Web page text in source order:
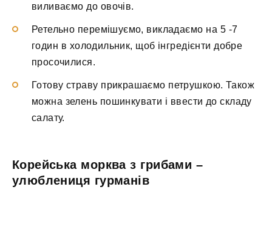
виливаємо до овочів.
Ретельно перемішуємо, викладаємо на 5 -7
годин в холодильник, щоб інгредієнти добре
просочилися.
Готову страву прикрашаємо петрушкою. Також
можна зелень пошинкувати і ввести до складу
салату.
Корейська морква з грибами –
улюблениця гурманів